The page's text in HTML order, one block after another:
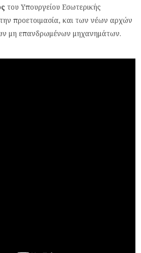
του Υπουργείου Εσωτερικής
προετοιμασία, και των νέων αρχών
μη επανδρωμένων μηχανημάτων.